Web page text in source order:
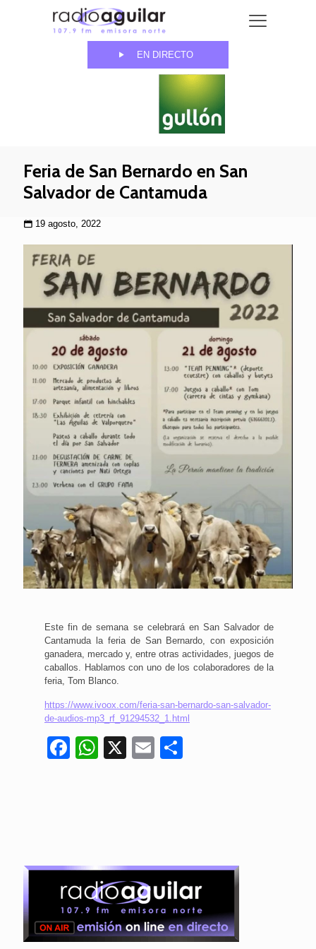
EN DIRECTO
Feria de San Bernardo en San
Salvador de Cantamuda
19 agosto, 2022
Este fin de semana se celebrará en San Salvador de
Cantamuda la feria de San Bernardo, con exposición
ganadera, mercado y, entre otras actividades, juegos de
caballos. Hablamos con uno de los colaboradores de la
feria, Tom Blanco.
https://www.ivoox.com/feria-san-bernardo-san-salvador-
de-audios-mp3_rf_91294532_1.html
Facebook
WhatsApp
X Email